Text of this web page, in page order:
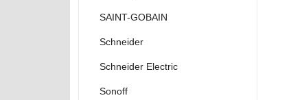
SAINT-GOBAIN
Schneider
Schneider Electric
Sonoff